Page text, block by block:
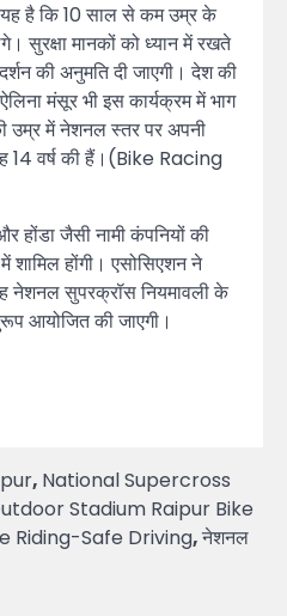
यह है कि 10 साल से कम उम्र के
सुरक्षा मानकों को ध्यान में रखते
की अनुमति दी जाएगी। देश की
मंसूर भी इस कार्यक्रम में भाग
उम्र में नेशनल स्तर पर अपनी
14 वर्ष की हैं।(Bike Racing
होंडा जैसी नामी कंपनियों की
शामिल होंगी। एसोसिएशन ने
नेशनल सुपरक्रॉस नियमावली के
आयोजित की जाएगी।
, National Supercross
Stadium Raipur Bike
Riding-Safe Driving,नेशनल